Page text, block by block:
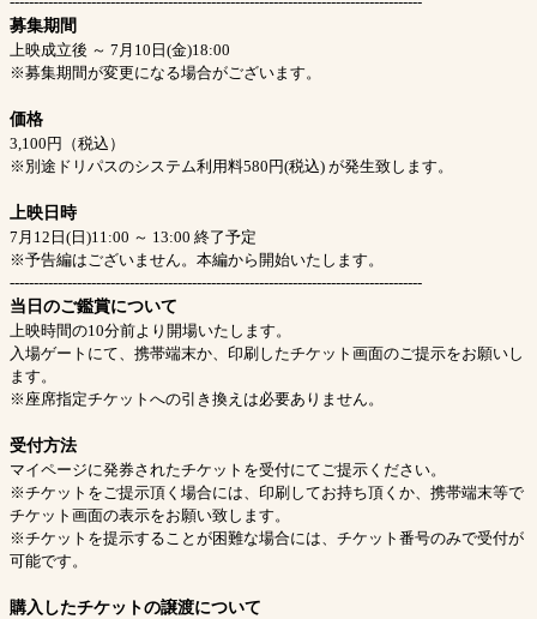
募集期間
上映成立後 ～ 7月10日(金)18:00
※募集期間が変更になる場合がございます。
価格
3,100円（税込）
※別途ドリパスのシステム利用料580円(税込) が発生致します。
上映日時
7月12日(日)11:00 ～ 13:00 終了予定
※予告編はございません。本編から開始いたします。
--------------------------------------------------------------------------------------
当日のご鑑賞について
上映時間の10分前より開場いたします。
入場ゲートにて、携帯端末か、印刷したチケット画面のご提示をお願いし
ます。
※座席指定チケットへの引き換えは必要ありません。
受付方法
マイページに発券されたチケットを受付にてご提示ください。
※チケットをご提示頂く場合には、印刷してお持ち頂くか、携帯端末等で
チケット画面の表示をお願い致します。
※チケットを提示することが困難な場合には、チケット番号のみで受付が
可能です。
購入したチケットの譲渡について